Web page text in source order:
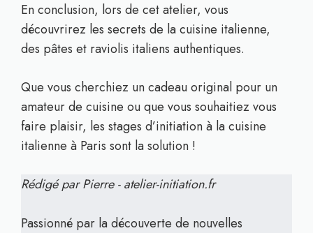
En conclusion, lors de cet atelier, vous
découvrirez les secrets de la cuisine italienne,
des pâtes et raviolis italiens authentiques.
Que vous cherchiez un cadeau original pour un
amateur de cuisine ou que vous souhaitiez vous
faire plaisir, les stages d’initiation à la cuisine
italienne à Paris sont la solution !
Rédigé par Pierre - atelier-initiation.fr
Passionné par la découverte de nouvelles